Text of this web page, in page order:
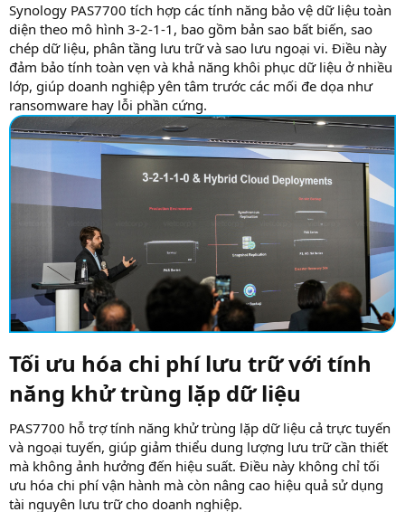
Synology PAS7700 tích hợp các tính năng bảo vệ dữ liệu toàn
diện theo mô hình 3-2-1-1, bao gồm bản sao bất biến, sao
chép dữ liệu, phân tầng lưu trữ và sao lưu ngoại vi. Điều này
đảm bảo tính toàn vẹn và khả năng khôi phục dữ liệu ở nhiều
lớp, giúp doanh nghiệp yên tâm trước các mối đe dọa như
ransomware hay lỗi phần cứng.
Tối ưu hóa chi phí lưu trữ với tính
năng khử trùng lặp dữ liệu​
PAS7700 hỗ trợ tính năng khử trùng lặp dữ liệu cả trực tuyến
và ngoại tuyến, giúp giảm thiểu dung lượng lưu trữ cần thiết
mà không ảnh hưởng đến hiệu suất. Điều này không chỉ tối
ưu hóa chi phí vận hành mà còn nâng cao hiệu quả sử dụng
tài nguyên lưu trữ cho doanh nghiệp.